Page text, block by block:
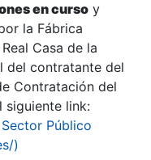
en curso y
la Fábrica
Casa de la
del contratante del
Contratación del
siguiente link:
Público
)